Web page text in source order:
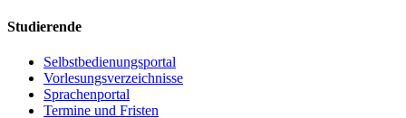
Studierende
Selbstbedienungsportal
Vorlesungsverzeichnisse
Sprachenportal
Termine und Fristen